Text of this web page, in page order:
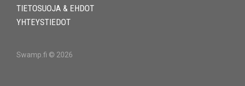
TIETOSUOJA & EHDOT
YHTEYSTIEDOT
Swamp.fi © 2026